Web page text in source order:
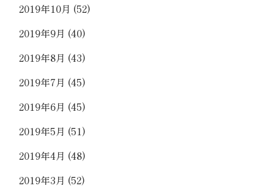
2019年10月 (52)
2019年9月 (40)
2019年8月 (43)
2019年7月 (45)
2019年6月 (45)
2019年5月 (51)
2019年4月 (48)
2019年3月 (52)